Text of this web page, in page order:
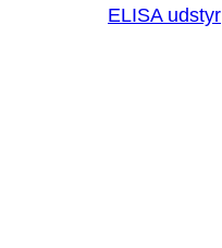
ELISA udstyr